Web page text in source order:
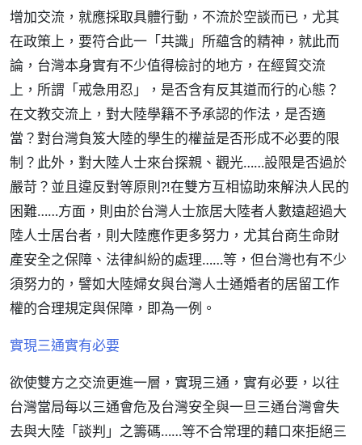
增加交流，就應採取具體行動，不流於空談而已，尤其
在政策上，要符合此一「共識」所蘊含的精神，就此而
論，台灣本身實有不少值得檢討的地方，在經貿交流
上，所謂「戒急用忍」，是否含有反其道而行的心態？
在文教交流上，對大陸學籍不予承認的作法，是否適
當？對台灣負笈大陸的學生的權益是否形成不必要的限
制？此外，對大陸人士來台探親、觀光……設限是否過於
嚴苛？並且違反對等原則?!在雙方互相協助來解決人民的
困難……方面，則由於台灣人士旅居大陸者人數遠超過大
陸人士居台者，則大陸應作更多努力，尤其台商生命財
產安全之保障、法律糾紛的處理……等，但台灣也有不少
須努力的，譬如大陸婦女與台灣人士通婚者的居留工作
權的合理規定與保障，即為一例。
實現三通實有必要
欲使雙方之交流更進一層，實現三通，實有必要，以往
台灣當局每以三通會危及台灣安全與一旦三通台灣會失
去與大陸「談判」之籌碼……等不合常理的藉口來拒絕三